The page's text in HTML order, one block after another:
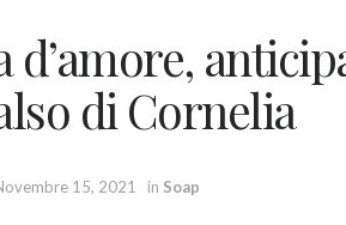
d’amore,
di Cornelia
15, 2021 in Soap